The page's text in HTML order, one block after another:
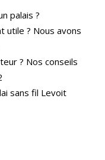
palais ?
utile ? Nous avons
? Nos conseils
sans fil Levoit